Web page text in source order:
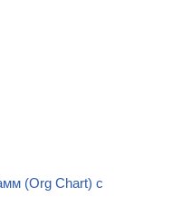
(Org Chart) с